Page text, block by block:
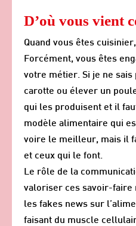
D’où vous vient
Quand vous êtes
Forcément, vous êtes
votre métier. Si je ne sais
carotte ou élever un
qui les produisent et il
modèle alimentaire qui
voire le meilleur, mais il
et ceux qui le font.
Le rôle de la
valoriser ces savoir-faire
les fakes news sur
faisant du muscle